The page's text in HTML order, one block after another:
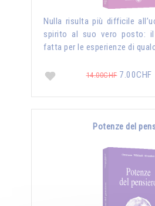
Nulla risulta più difficile
spirito al suo vero posto: il
fatta per le esperienze di
14.00CHF7.00CHF
Potenze del